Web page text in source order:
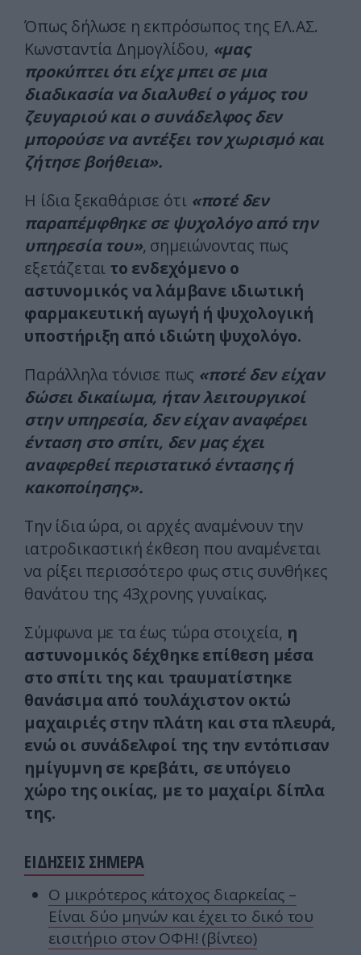
Όπως δήλωσε η εκπρόσωπος της ΕΛ.ΑΣ.
Κωνσταντία Δημογλίδου, «μας
προκύπτει ότι είχε μπει σε μια
διαδικασία να διαλυθεί ο γάμος του
ζευγαριού και ο συνάδελφος δεν
μπορούσε να αντέξει τον χωρισμό και
ζήτησε βοήθεια».
Η ίδια ξεκαθάρισε ότι «ποτέ δεν
παραπέμφθηκε σε ψυχολόγο από την
υπηρεσία του», σημειώνοντας πως
εξετάζεται το ενδεχόμενο ο
αστυνομικός να λάμβανε ιδιωτική
φαρμακευτική αγωγή ή ψυχολογική
υποστήριξη από ιδιώτη ψυχολόγο.
Παράλληλα τόνισε πως «ποτέ δεν είχαν
δώσει δικαίωμα, ήταν λειτουργικοί
στην υπηρεσία, δεν είχαν αναφέρει
ένταση στο σπίτι, δεν μας έχει
αναφερθεί περιστατικό έντασης ή
κακοποίησης».
Την ίδια ώρα, οι αρχές αναμένουν την
ιατροδικαστική έκθεση που αναμένεται
να ρίξει περισσότερο φως στις συνθήκες
θανάτου της 43χρονης γυναίκας.
Σύμφωνα με τα έως τώρα στοιχεία, η
αστυνομικός δέχθηκε επίθεση μέσα
στο σπίτι της και τραυματίστηκε
θανάσιμα από τουλάχιστον οκτώ
μαχαιριές στην πλάτη και στα πλευρά,
ενώ οι συνάδελφοί της την εντόπισαν
ημίγυμνη σε κρεβάτι, σε υπόγειο
χώρο της οικίας, με το μαχαίρι δίπλα
της.
ΕΙΔΗΣΕΙΣ ΣΗΜΕΡΑ
Ο μικρότερος κάτοχος διαρκείας –
Είναι δύο μηνών και έχει το δικό του
εισιτήριο στον ΟΦΗ! (βίντεο)